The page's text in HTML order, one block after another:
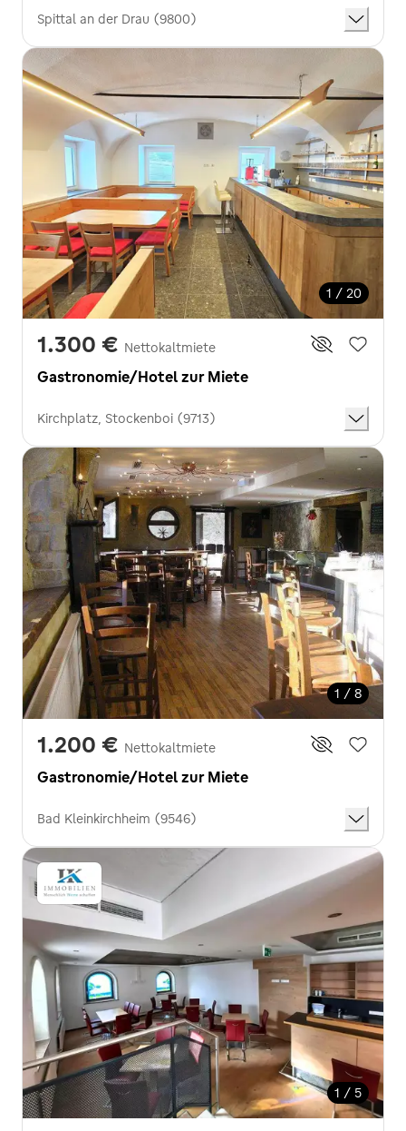
Spittal an der Drau (9800)
1 / 20
1.300 € Nettokaltmiete
Gastronomie/Hotel zur Miete
Kirchplatz, Stockenboi (9713)
1 / 8
1.200 € Nettokaltmiete
Gastronomie/Hotel zur Miete
Bad Kleinkirchheim (9546)
1 / 5